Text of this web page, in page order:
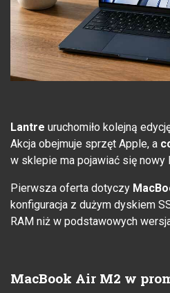
Lantre uruchomiło kolejną
Akcja obejmuje sprzęt Apple, a
w sklepie ma pojawiać się nowy
Pierwsza oferta dotyczy
konfiguracja z dużym dyskiem
RAM niż w podstawowych
MacBook Air M2 w